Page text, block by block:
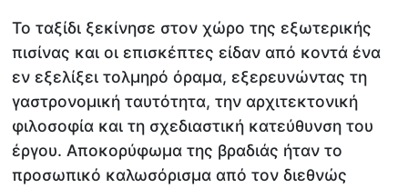
Το ταξίδι ξεκίνησε στον χώρο της εξωτερικής
πισίνας και οι επισκέπτες είδαν από κοντά ένα
εν εξελίξει τολμηρό όραμα, εξερευνώντας τη
γαστρονομική ταυτότητα, την αρχιτεκτονική
φιλοσοφία και τη σχεδιαστική κατεύθυνση του
έργου. Αποκορύφωμα της βραδιάς ήταν το
προσωπικό καλωσόρισμα από τον διεθνώς